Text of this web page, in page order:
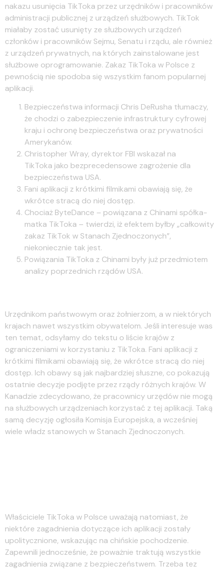
nakazu usunięcia TikToka przez urzędników i pracowników
administracji publicznej z urządzeń służbowych. TikTok
miałaby zostać usunięty ze służbowych urządzeń
członków i pracowników Sejmu, Senatu i rządu, ale również
z urządzeń prywatnych, na których zainstalowane jest
służbowe oprogramowanie. Zakaz TikToka w Polsce z
pewnością nie spodoba się wszystkim fanom popularnej
aplikacji.
Bezpieczeństwa informacji Chris DeRusha tłumaczy,
że chodzi o zabezpieczenie infrastruktury cyfrowej
kraju i ochronę bezpieczeństwa oraz prywatności
Amerykanów.
Christopher Wray, dyrektor FBI wskazał na
TikToka jako bezprecedensowe zagrożenie dla
bezpieczeństwa USA.
Fani aplikacji z krótkimi filmikami obawiają się, że
wkrótce stracą do niej dostęp.
Chociaż ByteDance – powiązana z Chinami spółka-
matka TikToka – twierdzi, iż efektem byłby „całkowity
zakaz TikTok w Stanach Zjednoczonych”,
niekoniecznie tak jest.
Powiązania TikToka z Chinami były już przedmiotem
analizy poprzednich rządów USA.
Urzędnikom państwowym oraz żołnierzom, a w niektórych
krajach nawet wszystkim obywatelom. Jeśli interesuje was
ten temat, odsyłamy do tekstu o liście krajów z
ograniczeniami w korzystaniu z TikToka. Fani aplikacji z
krótkimi filmikami obawiają się, że wkrótce stracą do niej
dostęp. Ich obawy są jak najbardziej słuszne, co pokazują
ostatnie decyzje podjęte przez rządy różnych krajów. W
Kanadzie zdecydowano, że pracownicy urzędów nie mogą
na służbowych urządzeniach korzystać z tej aplikacji. Taką
samą decyzję ogłosiła Komisja Europejska, a wcześniej
wiele władz stanowych w Stanach Zjednoczonych.
Właściciele TikToka w Polsce uważają natomiast, że
niektóre zagadnienia dotyczące ich aplikacji zostały
upolitycznione, wskazując na chińskie pochodzenie.
Zapewnili jednocześnie, że poważnie traktują wszystkie
zagadnienia związane z bezpieczeństwem. Trzeba tez